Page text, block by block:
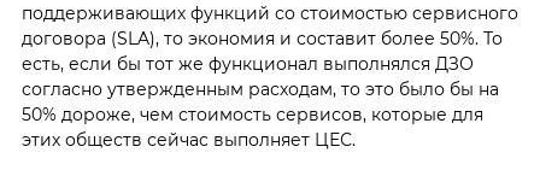
поддерживающих функций со стоимостью сервисного
договора (SLA), то экономия и составит более 50%. То
есть, если бы тот же функционал выполнялся ДЗО
согласно утвержденным расходам, то это было бы на
50% дороже, чем стоимость сервисов, которые для
этих обществ сейчас выполняет ЦЕС.